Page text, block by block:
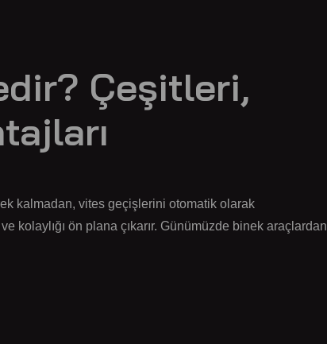
Çeşitleri,
kalmadan, vites geçişlerini otomatik olarak
kolaylığı ön plana çıkarır. Günümüzde binek araçlardan